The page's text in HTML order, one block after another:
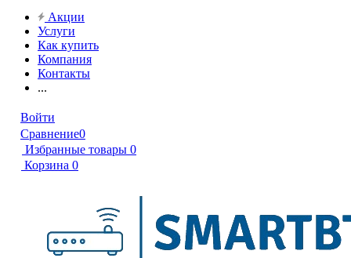
Акции
Услуги
Как купить
Компания
Контакты
...
Войти
Сравнение0
Избранные товары 0
Корзина 0